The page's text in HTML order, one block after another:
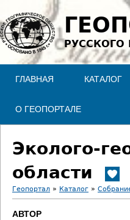
Jump
РУССКОГО
ГЛАВНАЯ КАТАЛОГ
О ГЕОПОРТАЛЕ
Эколого-
области
В
Геопортал » Каталог »
АВТОР